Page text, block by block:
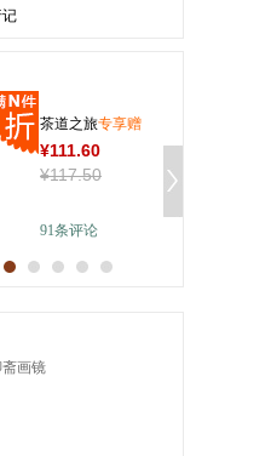
记
91条评论
茶道之旅专享赠
品和风双面杯
垫！茶道专家
¥111.60
¥117.50